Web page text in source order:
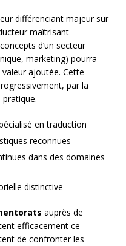
différenciant majeur sur
maîtrisant
d’un secteur
marketing) pourra
ajoutée. Cette
par la
en traduction
reconnues
dans des domaines
distinctive
auprès de
efficacement ce
de confronter les